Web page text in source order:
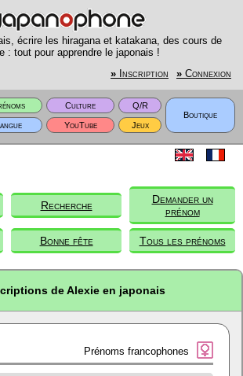
écrire les hiragana et katakana, des cours de
: tout pour apprendre le japonais !
» Inscription » Connexion
Culture
Q/R
Boutique
YouTube Jeux
Recherche
Demander un
prénom
Bonne fête Tous les prénoms
de Alexie en japonais
Prénoms francophones